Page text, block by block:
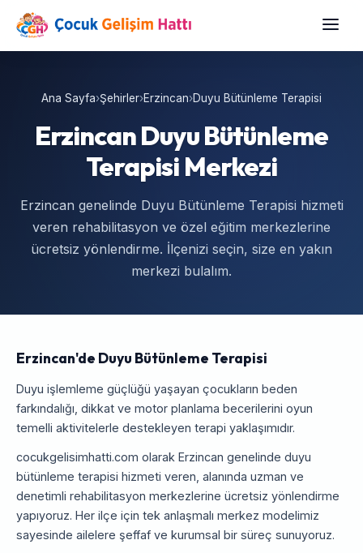
Ana Sayfa›Şehirler›Erzincan›Duyu Bütünleme Terapisi
Erzincan Duyu Bütünleme
Terapisi Merkezi
Erzincan genelinde Duyu Bütünleme Terapisi hizmeti
veren rehabilitasyon ve özel eğitim merkezlerine
ücretsiz yönlendirme. İlçenizi seçin, size en yakın
merkezi bulalım.
Erzincan'de Duyu Bütünleme Terapisi
Duyu işlemleme güçlüğü yaşayan çocukların beden
farkındalığı, dikkat ve motor planlama becerilerini oyun
temelli aktivitelerle destekleyen terapi yaklaşımıdır.
cocukgelisimhatti.com olarak Erzincan genelinde duyu
bütünleme terapisi hizmeti veren, alanında uzman ve
denetimli rehabilitasyon merkezlerine ücretsiz yönlendirme
yapıyoruz. Her ilçe için tek anlaşmalı merkez modelimiz
sayesinde ailelere şeffaf ve kurumsal bir süreç sunuyoruz.